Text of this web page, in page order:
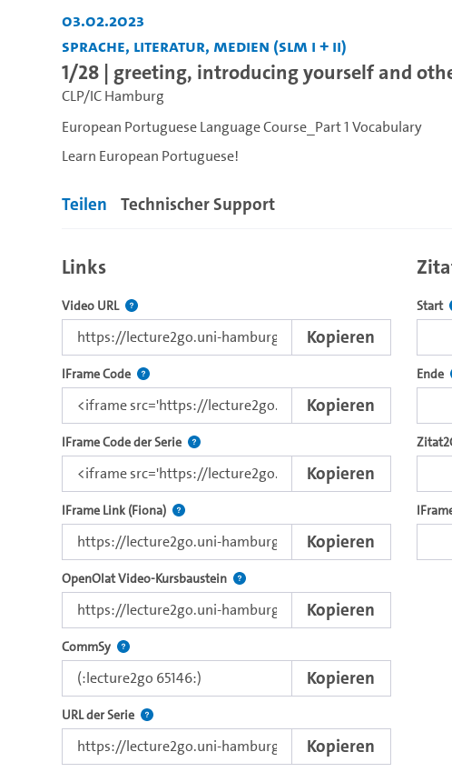
03.02.2023
Sprache, Literatur, Medien (SLM I + II)
1/28 | greeting, introducing yourself and
CLP/IC Hamburg
European Portuguese Language Course_Part 1 Vocabulary
Learn European Portuguese!
Teilen Technischer Support
Links
Video URL Der Link zu diesem Video.
Kopieren
IFrame Code Nutzen Sie diesen Code, um das Video mit dem
Kopieren
IFrame Code der Serie Nutzen Sie diesen Code, um das Video und die
Kopieren
IFrame Link (Fiona) Direkter iFrame-Link zur Weitergabe an externe
Kopieren
OpenOlat Video-Kursbaustein Verwenden Sie diesen Link, um ein
Kopieren
CommSy Nutzen Sie diesen Code, um das Video in CommSy
Kopieren
URL der Serie Der Link zur Serie.
Kopieren
Start
Ende